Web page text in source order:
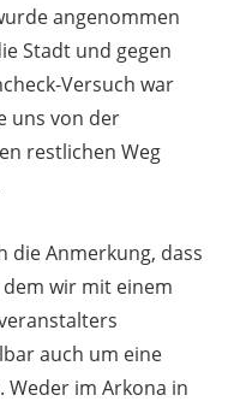
angenommen
Stadt und gegen
Versuch war
uns von der
restlichen Weg
die Anmerkung, dass
wir mit einem
auch um eine
im Arkona in